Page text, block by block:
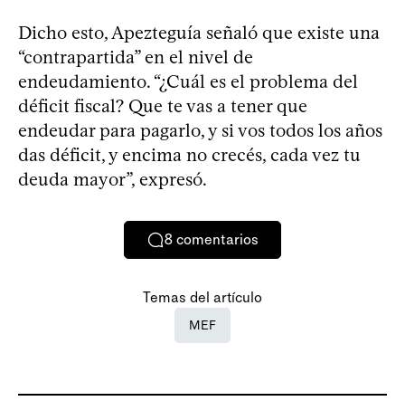
Dicho esto, Apezteguía señaló que existe una
“contrapartida” en el nivel de
endeudamiento. “¿Cuál es el problema del
déficit fiscal? Que te vas a tener que
endeudar para pagarlo, y si vos todos los años
das déficit, y encima no crecés, cada vez tu
deuda mayor”, expresó.
8 comentarios
Temas del artículo
MEF